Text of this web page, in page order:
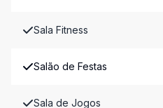
Sala Fitness
Salão de Festas
Sala de Jogos